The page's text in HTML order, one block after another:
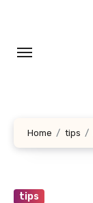
inhoud
Home tips
tips